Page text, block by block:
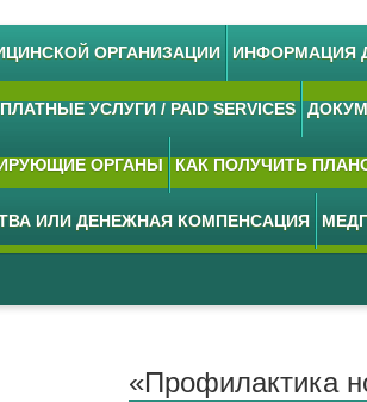
ОРГАНИЗАЦИИ ИНФОРМАЦИЯ
ПЛАТНЫЕ УСЛУГИ / PAID SERVICES
ОРГАНЫ КАК ПОЛУЧИТЬ
ИЛИ ДЕНЕЖНАЯ КОМПЕНСАЦИЯ
«Профилактика